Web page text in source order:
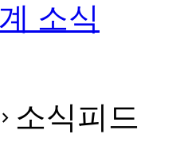
소식
navigate_next 소식피드